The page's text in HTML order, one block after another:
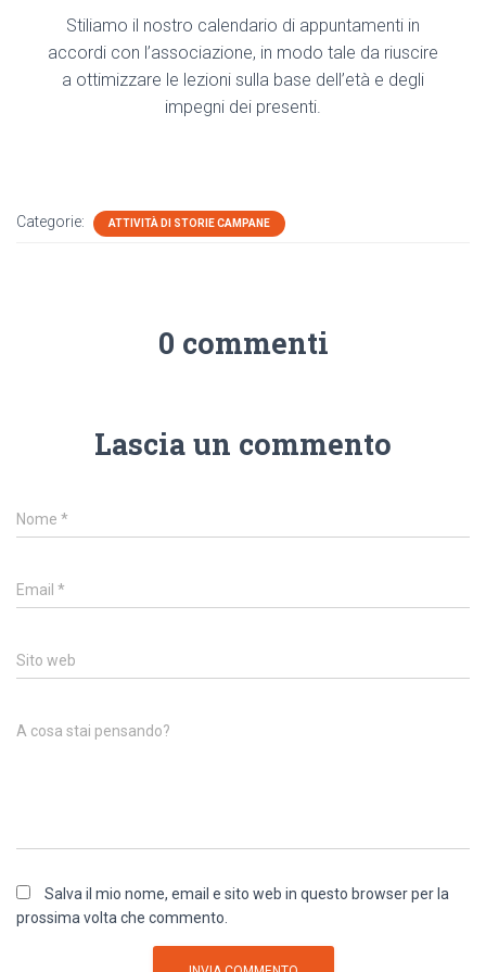
Stiliamo il nostro calendario di appuntamenti in
accordi con l’associazione, in modo tale da riuscire
a ottimizzare le lezioni sulla base dell’età e degli
impegni dei presenti.
Categorie: ATTIVITÀ DI STORIE CAMPANE
0 commenti
Lascia un commento
Nome *
Email *
Sito web
A cosa stai pensando?
Salva il mio nome, email e sito web in questo browser per la
prossima volta che commento.